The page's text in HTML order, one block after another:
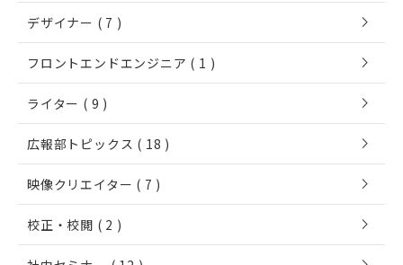
デザイナー ( 7 ) chevron_right
フロントエンドエンジニア ( 1 ) chevron_right
ライター ( 9 ) chevron_right
広報部トピックス ( 18 ) chevron_right
映像クリエイター ( 7 ) chevron_right
校正・校閲 ( 2 ) chevron_right